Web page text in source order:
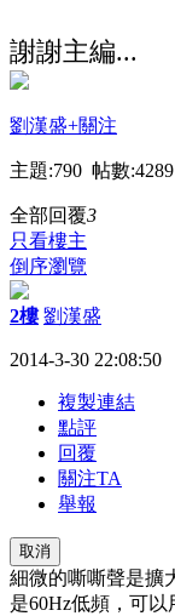
謝謝主編...
劉漢盛+關注
主題:790 帖數:4289
全部回覆3
只看樓主
倒序瀏覽
2樓 劉漢盛
2014-3-30 22:08:50
複製連結
點評
回覆
關注TA
舉報
取消
細微的嘶嘶聲是擴
是60Hz低頻，可